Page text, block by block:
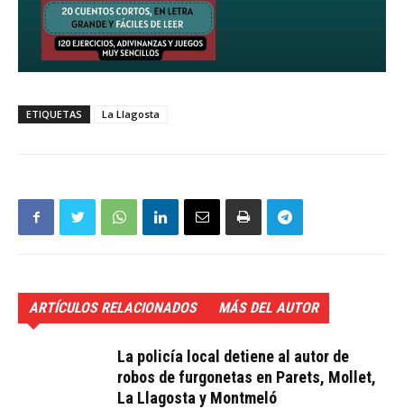
ETIQUETAS La Llagosta
ARTÍCULOS RELACIONADOS MÁS DEL AUTOR
La policía local detiene al autor de
robos de furgonetas en Parets, Mollet,
La Llagosta y Montmeló